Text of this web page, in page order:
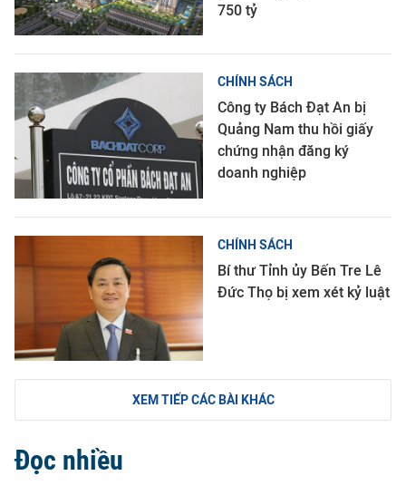
750 tỷ
CHÍNH SÁCH
Công ty Bách Đạt An bị
Quảng Nam thu hồi giấy
chứng nhận đăng ký
doanh nghiệp
CHÍNH SÁCH
Bí thư Tỉnh ủy Bến Tre Lê
Đức Thọ bị xem xét kỷ luật
XEM TIẾP CÁC BÀI KHÁC
Đọc nhiều